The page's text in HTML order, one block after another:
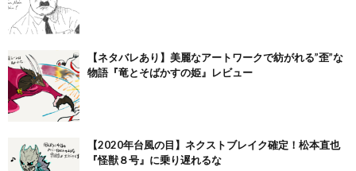
【ネタバレあり】美麗なアートワークで紡がれる”歪”な
物語『竜とそばかすの姫』レビュー
【2020年台風の目】ネクストブレイク確定！松本直也
『怪獣８号』に乗り遅れるな